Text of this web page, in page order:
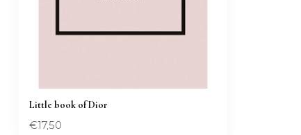
Little book of Dior
€17,50